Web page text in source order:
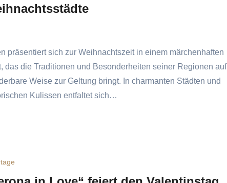
präsentiert sich zur Weihnachtszeit in einem märchenhaften
das die Traditionen und Besonderheiten seiner Regionen auf
Weise zur Geltung bringt. In charmanten Städten und
Kulissen entfaltet sich…